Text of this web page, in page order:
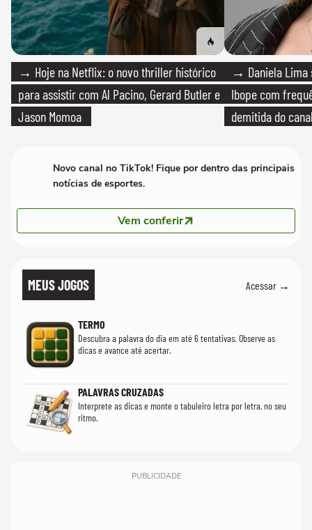
→ Hoje na Netflix: o novo thriller histórico
para assistir com Al Pacino, Gerard Butler e
Jason Momoa
→ Daniela Lima
Ibope com
demitida do
Novo canal no TikTok! Fique por dentro das principais
notícias de esportes.
Vem conferir
MEUS JOGOS Acessar →
TERMO
Descubra a palavra do dia em até 6 tentativas. Observe as
dicas e avance até acertar.
PALAVRAS CRUZADAS
Interprete as dicas e monte o tabuleiro letra por letra, no seu
ritmo.
PUBLICIDADE